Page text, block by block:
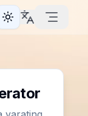
Toggle theme